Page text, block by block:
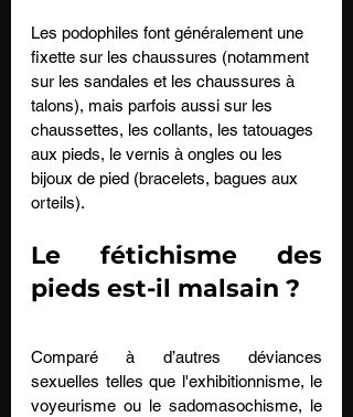
Les podophiles font généralement une
fixette sur les chaussures (notamment
sur les sandales et les chaussures à
talons), mais parfois aussi sur les
chaussettes, les collants, les tatouages
aux pieds, le vernis à ongles ou les
bijoux de pied (bracelets, bagues aux
orteils).
Le fétichisme des
pieds est-il malsain ?
Comparé à d’autres déviances
sexuelles telles que l'exhibitionnisme, le
voyeurisme ou le sadomasochisme, le